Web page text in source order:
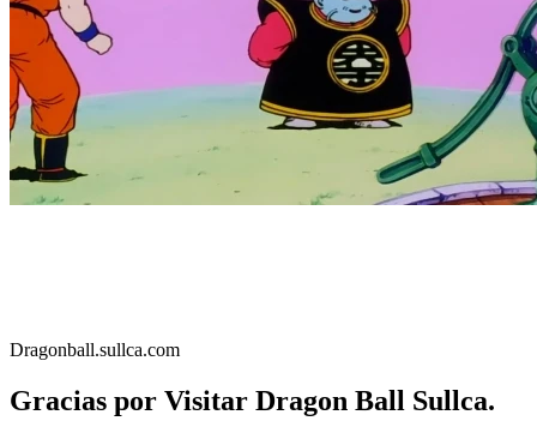
Dragonball.sullca.com
Gracias por Visitar Dragon Ball Sullca.